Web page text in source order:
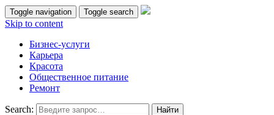
Toggle navigation Toggle search
Skip to content
Бизнес-услуги
Карьера
Красота
Общественное питание
Ремонт
Search: